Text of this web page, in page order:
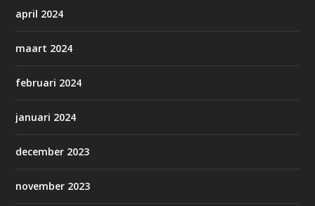
april 2024
maart 2024
februari 2024
januari 2024
december 2023
november 2023